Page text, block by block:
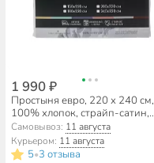
1 990 ₽
Простыня евро, 220 х 240 см,
100% хлопок, страйп-сатин,
140 г/м2, белая, 3182,
Monocolor, 3182-1
Самовывоз: 11 августа
Курьером: 11 августа
5•3 отзыва